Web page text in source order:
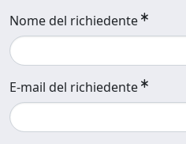
Nome del richiedente
E-mail del richiedente